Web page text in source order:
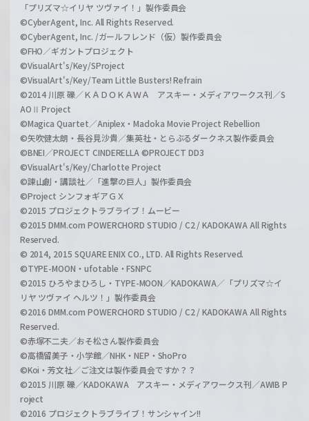
「プリズマ☆イリヤ ツヴァイ！」製作委員会
©CyberAgent, Inc. All Rights Reserved.
©CyberAgent, Inc. /ガールフレンド（仮）製作委員会
©FHO／ギガントプロジェクト
©VisualArt's/Key/SProject
©VisualArt's/Key/Team Little Busters! Refrain
©2014 川原 礫／ＫＡＤＯＫＡＷＡ アスキー・メディアワークス刊／S
AOⅡ Project
©Magica Quartet／Aniplex・Madoka Movie Project Rebellion
©矢吹健太朗・長谷見沙貴／集英社・とらぶるダークネス製作委員会
©BNEI／PROJECT CINDERELLA ©PROJECT DD3
©VisualArt's/Key/Charlotte Project
©諫山創・講談社／「進撃の巨人」製作委員会
©Project シンフォギアＧＸ
©2015 プロジェクトラブライブ！ムービー
©2015 DMM.com POWERCHORD STUDIO / C2 / KADOKAWA All Rights
Reserved.
© 2014, 2015 SQUARE ENIX CO., LTD. All Rights Reserved.
©TYPE-MOON・ufotable・FSNPC
©2015 ひろやまひろし・TYPE-MOON／KADOKAWA／「プリズマ☆イ
リヤ ツヴァイ ヘルツ！」製作委員会
©2016 DMM.com POWERCHORD STUDIO / C2 / KADOKAWA All Rights
Reserved.
©赤塚不二夫／おそ松さん製作委員会
©高橋留美子・小学館／NHK・NEP・ShoPro
©Koi・芳文社／ご注文は製作委員会ですか？？
©2015 川原 礫／KADOKAWA アスキー・メディアワークス刊／AWIB P
roject
©2016 プロジェクトラブライブ！サンシャイン!!